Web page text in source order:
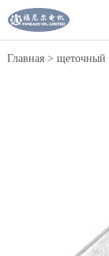
Главная> щеточный